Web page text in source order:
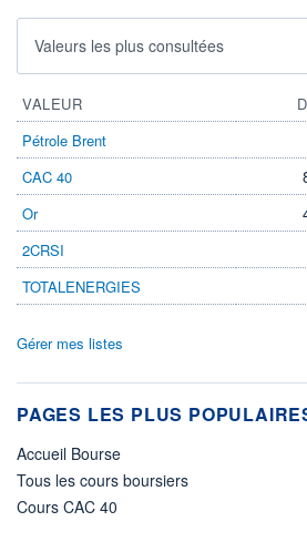
Valeurs les plus consultées
VALEUR
Pétrole Brent
CAC 40
Or
2CRSI
TOTALENERGIES
Gérer mes listes
PAGES LES PLUS
Accueil Bourse
Tous les cours boursiers
Cours CAC 40